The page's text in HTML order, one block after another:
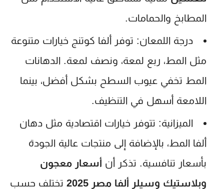
المطابخ والحمامات.
درجة اللمعان: توفر ألفا كوتنج خيارات متنوعة
مثل المط، ربع لمعة، ونصف لمعة. الدهانات
المط تخفي عيوب السطح بشكل أفضل، بينما
اللامعة أسهل في التنظيف.
الميزانية: تتوفر خيارات اقتصادية مثل دهان
ألفا المط، بالإضافة إلى منتجات عالية الجودة
بأسعار تنافسية. تذكر أن أسعار معجون
وبلاستيك وسيلر ألفا مصر 2025
تختلف حسب